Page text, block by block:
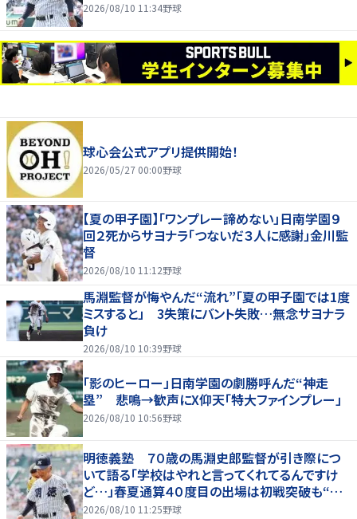
2026/08/10 11:34野球
球心会公式アプリ提供開始！
2026/05/27 00:00野球
【夏の甲子園】「ワンプレー諦めない」日南学園９
回２死からサヨナラ「つないだ３人に感謝」金川監
督
2026/08/10 11:12野球
馬淵監督が悔やんだ“流れ”「夏の甲子園では1度
ミスすると」 3失策にバント失敗…無念サヨナラ
負け
2026/08/10 10:39野球
「影のヒーロー」日南学園の劇勝呼んだ“神走
塁” 悲鳴→歓声にX仰天「特大ファインプレー」
2026/08/10 10:56野球
明徳義塾 ７０歳の馬淵史郎監督が引き際につ
いて語る「学校はやれと言ってくれてるんですけ
ど…」春夏通算４０度目の出場は初戦突破も“馬
淵節”炸裂
2026/08/10 11:25野球